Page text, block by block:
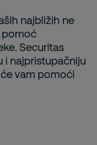
najbližih ne
pomoć
Securitas
i najpristupačniju
vam pomoći